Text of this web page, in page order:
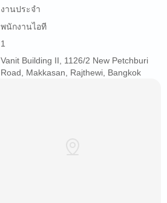
งานประจำ
พนักงานไอที
1
Vanit Building II, 1126/2 New Petchburi
Road, Makkasan, Rajthewi, Bangkok